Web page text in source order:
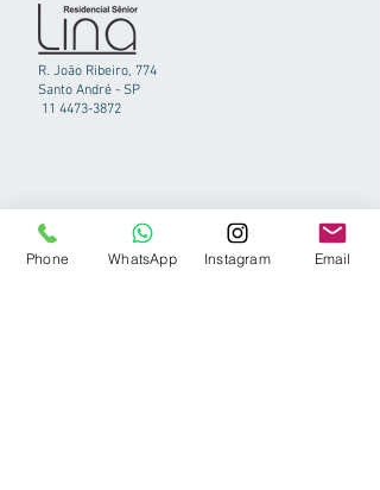
R. João Ribeiro, 774
Santo André - SP
11 4473-3872
Phone WhatsApp Instagram Email